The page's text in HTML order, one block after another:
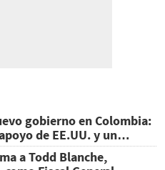
gobierno en Colombia:
de EE.UU. y un
a Todd Blanche,